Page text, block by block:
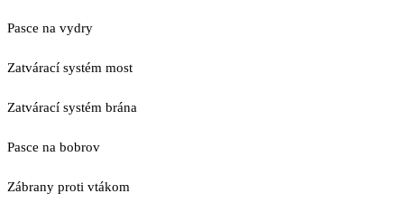
Pasce na vydry
Zatvárací systém most
Zatvárací systém brána
Pasce na bobrov
Zábrany proti vtákom